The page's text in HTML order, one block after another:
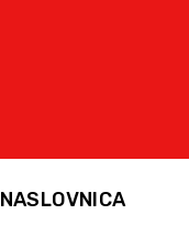
NASLOVNICA